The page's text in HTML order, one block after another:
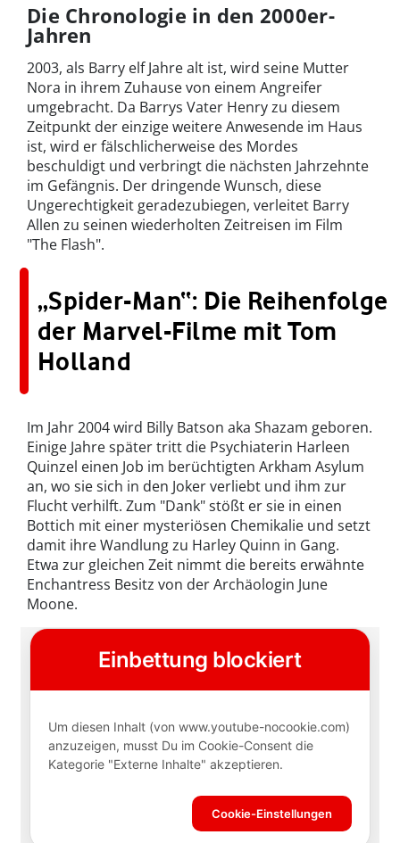
Die Chronologie in den 2000er-
Jahren
2003, als Barry elf Jahre alt ist, wird seine Mutter
Nora in ihrem Zuhause von einem Angreifer
umgebracht. Da Barrys Vater Henry zu diesem
Zeitpunkt der einzige weitere Anwesende im Haus
ist, wird er fälschlicherweise des Mordes
beschuldigt und verbringt die nächsten Jahrzehnte
im Gefängnis. Der dringende Wunsch, diese
Ungerechtigkeit geradezubiegen, verleitet Barry
Allen zu seinen wiederholten Zeitreisen im Film
"The Flash".
„Spider-Man“: Die Reihenfolge
der Marvel-Filme mit Tom
Holland
Im Jahr 2004 wird Billy Batson aka Shazam geboren.
Einige Jahre später tritt die Psychiaterin Harleen
Quinzel einen Job im berüchtigten Arkham Asylum
an, wo sie sich in den Joker verliebt und ihm zur
Flucht verhilft. Zum "Dank" stößt er sie in einen
Bottich mit einer mysteriösen Chemikalie und setzt
damit ihre Wandlung zu Harley Quinn in Gang.
Etwa zur gleichen Zeit nimmt die bereits erwähnte
Enchantress Besitz von der Archäologin June
Moone.